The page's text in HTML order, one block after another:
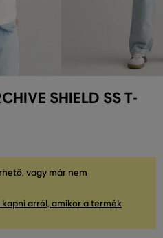
SHIELD SS T-
vagy már nem
arról, amikor a termék